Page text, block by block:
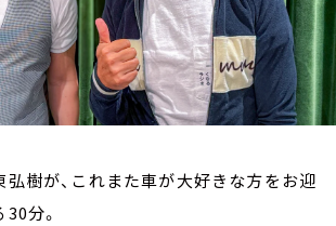
樹が、これまた車が大好きな方をお迎
分。